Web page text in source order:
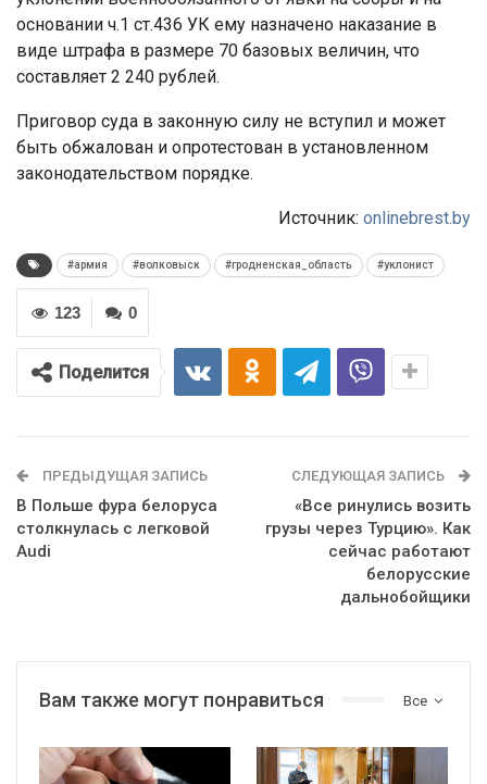
основании ч.1 ст.436 УК ему назначено наказание в
виде штрафа в размере 70 базовых величин, что
составляет 2 240 рублей.
Приговор суда в законную силу не вступил и может
быть обжалован и опротестован в установленном
законодательством порядке.
Источник: onlinebrest.by
#армия #волковыск #гродненская_область #уклонист
0
123
Поделится
ПРЕДЫДУЩАЯ ЗАПИСЬ
В Польше фура белоруса
столкнулась с легковой
Audi
СЛЕДУЮЩАЯ ЗАПИСЬ
«Все ринулись возить
грузы через Турцию». Как
сейчас работают
белорусские
дальнобойщики
Все
Вам также могут понравиться